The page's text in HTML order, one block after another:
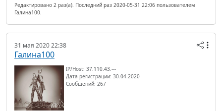
Редактировано 2 раз(а). Последний раз 2020-05-31 22:06 пользователем
Галина100.
31 мая 2020 22:38
Галина100
IP/Host: 37.110.43.---
Дата регистрации: 30.04.2020
Сообщений: 267